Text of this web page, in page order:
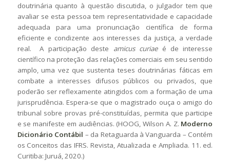
doutrinária quanto à questão discutida, o julgador tem que
avaliar se esta pessoa tem representatividade e capacidade
adequada para uma pronunciação científica de forma
eficiente e condizente aos interesses da justiça, a verdade
real. A participação deste amicus curiae é de interesse
científico na proteção das relações comerciais em seu sentido
amplo, uma vez que sustenta teses doutrinárias fáticas em
combate a interesses difusos públicos ou privados, que
poderão ser reflexamente atingidos com a formação de uma
jurisprudência. Espera-se que o magistrado ouça o amigo do
tribunal sobre provas pré-constituídas, permita que participe
e se manifeste em audiências. (HOOG, Wilson A. Z. Moderno
Dicionário Contábil – da Retaguarda à Vanguarda – Contém
os Conceitos das IFRS. Revista, Atualizada e Ampliada. 11. ed.
Curitiba: Juruá, 2020.)